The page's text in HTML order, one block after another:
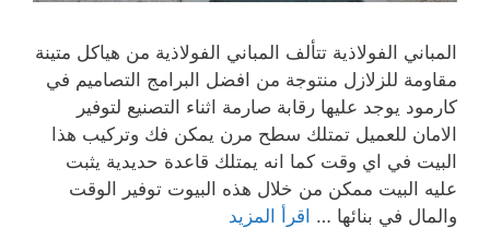
المباني الفولاذية تتألف المباني الفولاذية من هياكل متينة
مقاومة للزلازل منتوجة من افضل البرامج التصاميم في
كارمود يوجد عليها رقابة صارمة اثناء التصنيع لتوفير
الامان للعميل تمتلك سطح مرن يمكن فك وتركيب هذا
البيت في اي وقت كما انه يمتلك قاعدة حديدية يثبت
عليه البيت ممكن من خلال هذه البيوت توفير الوقت
والمال في بنائها … اقرأ المزيد